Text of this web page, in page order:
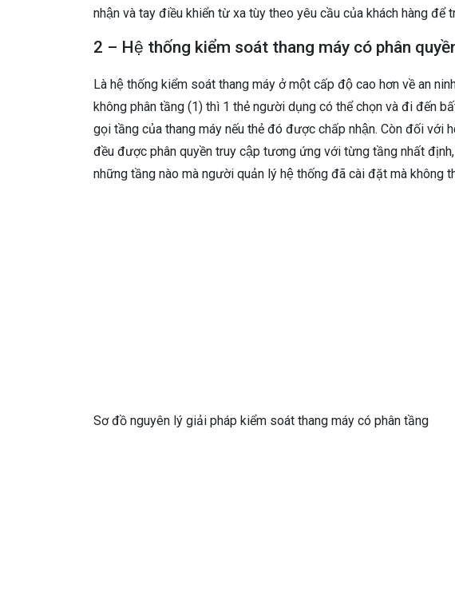
nhận và tay điều khiển từ xa tùy theo yêu cầu của khách hàng để
2 – Hệ thống kiểm soát thang máy có phân
Là hệ thống kiểm soát thang máy ở một cấp độ cao hơn về an
không phân tầng (1) thì 1 thẻ người dụng có thể chọn và đi đến
gọi tầng của thang máy nếu thẻ đó được chấp nhận. Còn đối với
đều được phân quyền truy cập tương ứng với từng tầng nhất
những tầng nào mà người quản lý hệ thống đã cài đặt mà không
Sơ đồ nguyên lý giải pháp kiểm soát thang máy có phân tầng